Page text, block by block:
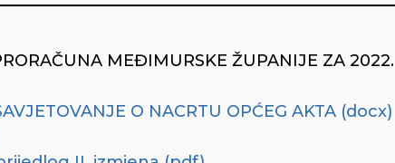
MEĐIMURSKE ŽUPANIJE ZA 2022.
O NACRTU OPĆEG AKTA (docx)